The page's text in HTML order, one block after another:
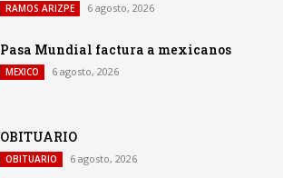
RAMOS ARIZPE 6 agosto, 2026
Pasa Mundial factura a mexicanos
MEXICO 6 agosto, 2026
OBITUARIO
OBITUARIO 6 agosto, 2026